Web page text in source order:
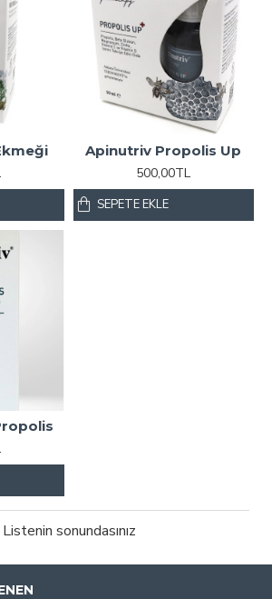
Apinutriv Propolis Up
500,00TL
SEPETE EKLE
Listenin sonundasınız